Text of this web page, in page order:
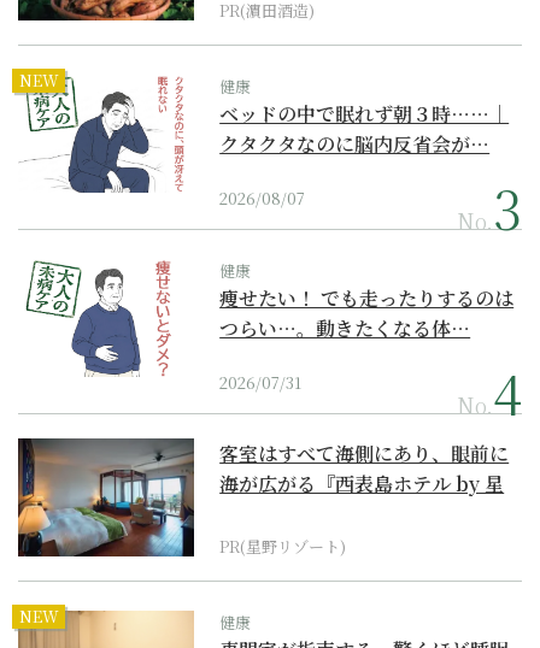
PR(濵田酒造)
NEW 健康
ベッドの中で眠れず朝３時……｜
クタクタなのに脳内反省会が…
2026/08/07
No.
健康
痩せたい！ でも走ったりするのは
つらい…。動きたくなる体…
2026/07/31
No.
客室はすべて海側にあり、眼前に
海が広がる『西表島ホテル by 星
PR(星野リゾート)
NEW 健康